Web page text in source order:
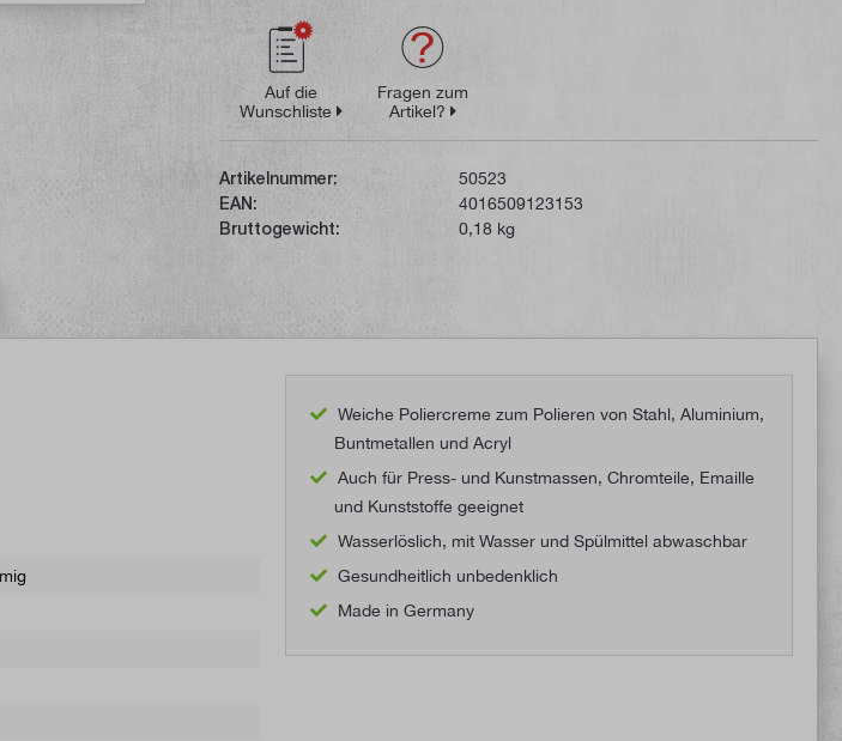
Auf die
Wunschliste
Fragen zum
Artikel?
Artikelnummer:
50523
EAN:
4016509123153
Bruttogewicht:
0,18 kg
Weiche Poliercreme zum Polieren von Stahl, Aluminium,
Buntmetallen und Acryl
Auch für Press- und Kunstmassen, Chromteile, Emaille
und Kunststoffe geeignet
Wasserlöslich, mit Wasser und Spülmittel abwaschbar
Gesundheitlich unbedenklich
Made in Germany